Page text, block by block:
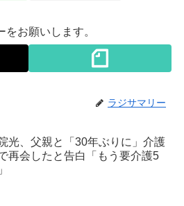
をお願いします。
ラジサマリー
光、父親と「30年ぶりに」介護
再会したと告白「もう要介護5